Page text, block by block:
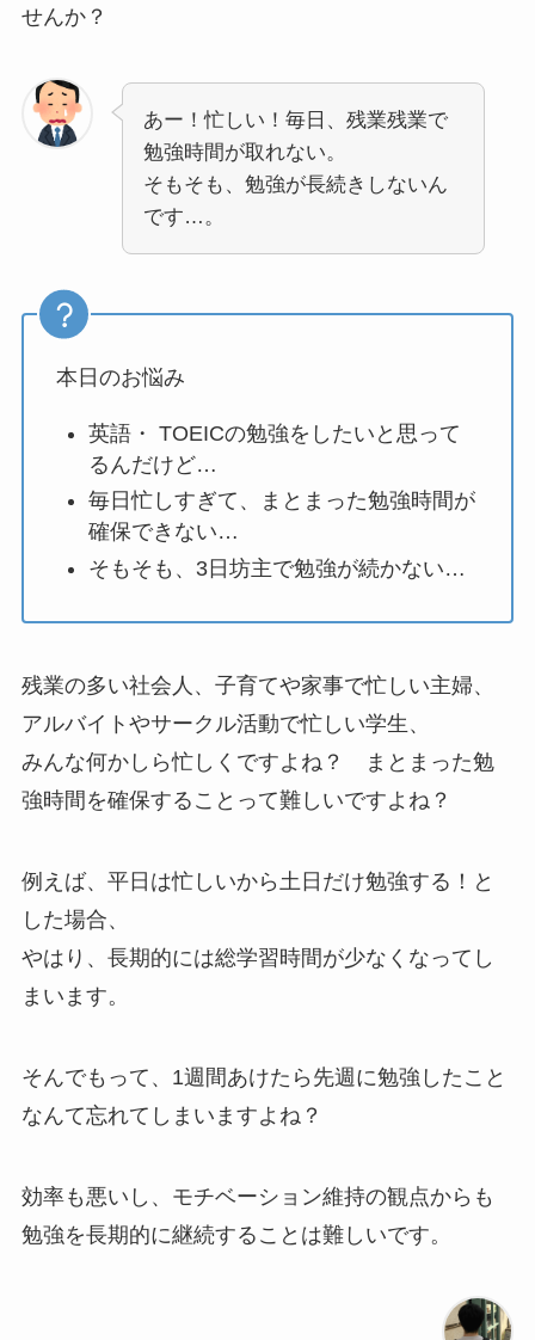
せんか？
あー！忙しい！毎日、残業残業で
勉強時間が取れない。
そもそも、勉強が長続きしないん
です…。
本日のお悩み
英語・ TOEICの勉強をしたいと思って
るんだけど…
毎日忙しすぎて、まとまった勉強時間が
確保できない…
そもそも、3日坊主で勉強が続かない…
残業の多い社会人、子育てや家事で忙しい主婦、
アルバイトやサークル活動で忙しい学生、
みんな何かしら忙しくですよね？ まとまった勉
強時間を確保することって難しいですよね？
例えば、平日は忙しいから土日だけ勉強する！と
した場合、
やはり、長期的には総学習時間が少なくなってし
まいます。
そんでもって、1週間あけたら先週に勉強したこと
なんて忘れてしまいますよね？
効率も悪いし、モチベーション維持の観点からも
勉強を長期的に継続することは難しいです。